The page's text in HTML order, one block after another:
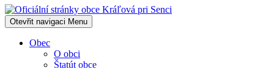
Otevřit navigaci Menu
Obec
O obci
Štatút obce